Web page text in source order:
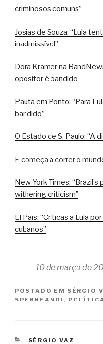
criminosos comuns”
Josias de Souza: “Lula
inadmissível”
Dora Kramer na
opositor é bandido
Pauta em Ponto: “Para
bandido”
O Estado de S. Paulo: “A
E começa a correr o
New York Times:
withering criticism”
El País: “Críticas a Lula
cubanos”
10 de março de
POSTADO EM SÉRGIO
SPERNEANDI ,
CATEGORIAS
SÉRGIO VAZ